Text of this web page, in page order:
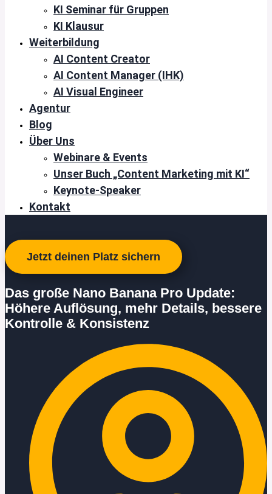
KI Seminar für Gruppen
KI Klausur
Weiterbildung
AI Content Creator
AI Content Manager (IHK)
AI Visual Engineer
Agentur
Blog
Über Uns
Webinare & Events
Unser Buch „Content Marketing mit KI“
Keynote-Speaker
Kontakt
Jetzt deinen Platz sichern
Das große Nano Banana Pro Update:
Höhere Auflösung, mehr Details, bessere
Kontrolle & Konsistenz